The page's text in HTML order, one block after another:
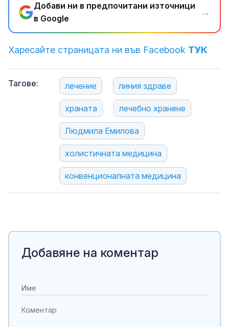
Добави ни в предпочитани източници
в Google
→
Харесайте страницата ни във Facebook ТУК
Тагове: лечение линия здраве
храната лечебно хранене
Людмила Емилова
холистичната медицина
конвенционалната медицина
Добавяне на коментар